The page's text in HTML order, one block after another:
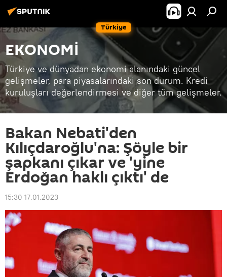
Türkiye
EKONOMİ
Türkiye ve dünyadan ekonomi alanındaki güncel
gelişmeler, para piyasalarındaki son durum. Kredi
kuruluşları değerlendirmesi ve diğer tüm gelişmeler.
Bakan Nebati'den
Kılıçdaroğlu'na: Şöyle bir
şapkanı çıkar ve 'yine
Erdoğan haklı çıktı' de
15:30 17.01.2023